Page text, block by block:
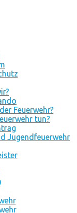
Feuerwehr?
tun?
Jugendfeuerwehr